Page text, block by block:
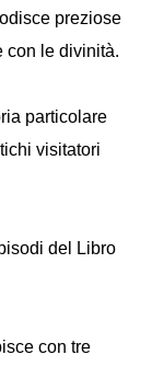
preziose
con le divinità.
particolare
visitatori
del Libro
con tre